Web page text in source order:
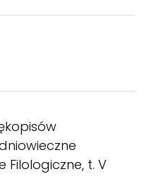
Filologiczne, t. V